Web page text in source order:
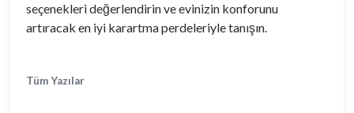
seçenekleri değerlendirin ve evinizin konforunu
artıracak en iyi karartma perdeleriyle tanışın.
Tüm Yazılar